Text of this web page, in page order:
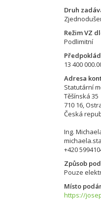
Druh
Režim VZ
Podlimitní
13 400
Adresa
Statutární
Těšínská 35
710 16,
Česká
Ing.
+420
Způsob
Pouze
Místo
https://